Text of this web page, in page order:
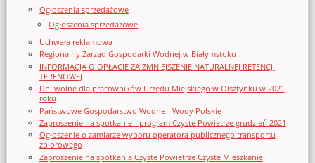
Ogłoszenia sprzedażowe
Ogłoszenia sprzedażowe
Uchwała reklamowa
Regionalny Zarząd Gospodarki Wodnej w Białymstoku
INFORMACJA O OPŁACIE ZA ZMNIEJSZENIE NATURALNEJ RETENCJI
TERENOWEJ
Dni wolne dla pracowników Urzędu Miejskiego w Olsztynku w 2021
roku
Państwowe Gospodarstwo Wodne - Wody Polskie
Zaproszenie na spotkanie - program Czyste Powietrze grudzień 2021
Ogłoszenie o zamiarze wyboru operatora publicznego transportu
zbiorowego
Zaproszenie na spotkania Czyste Powietrze Czyste Mieszkanie